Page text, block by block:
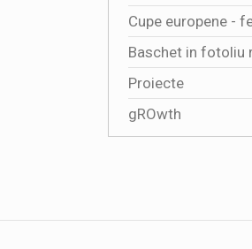
Cupe europene -
Baschet in fotoliu
Proiecte
gROwth